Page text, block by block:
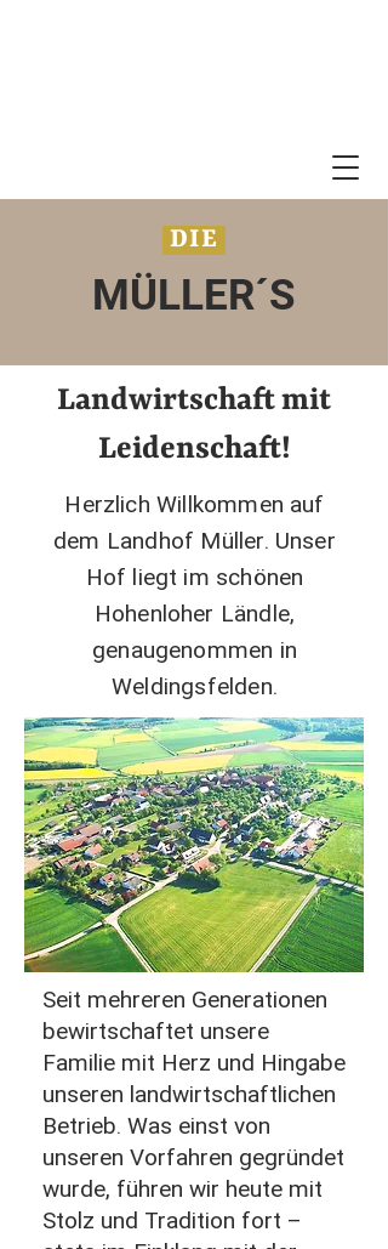
DIE
MÜLLER´S
Landwirtschaft mit
Leidenschaft!
Herzlich Willkommen auf
dem Landhof Müller. Unser
Hof liegt im schönen
Hohenloher Ländle,
genaugenommen in
Weldingsfelden.
Seit mehreren Generationen
bewirtschaftet unsere
Familie mit Herz und Hingabe
unseren landwirtschaftlichen
Betrieb. Was einst von
unseren Vorfahren gegründet
wurde, führen wir heute mit
Stolz und Tradition fort –